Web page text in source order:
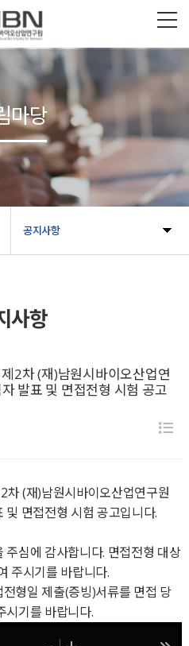
공지사항
마당
사항
2차 (재)남원시바이오산업연
발표 및 면접전형 시험 공고
(재)남원시바이오산업연구원
면접전형 시험 공고입니다.
심에 감사합니다. 면접전형 대상
주시기를 바랍니다.
형일 제출(증빙)서류를 면접 당
시기를 바랍니다.